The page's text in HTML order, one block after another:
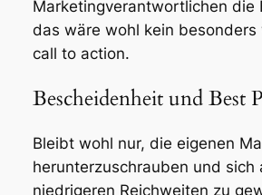
Marketingverantwortlichen die
das wäre wohl kein besonders
call to action.
Bescheidenheit und Best
Bleibt wohl nur, die eigenen
herunterzuschrauben und sich
niedrigeren Reichweiten zu